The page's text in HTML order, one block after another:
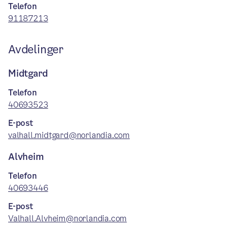
Telefon
91187213
Avdelinger
Midtgard
Telefon
40693523
E-post
valhall.midtgard@norlandia.com
Alvheim
Telefon
40693446
E-post
Valhall.Alvheim@norlandia.com